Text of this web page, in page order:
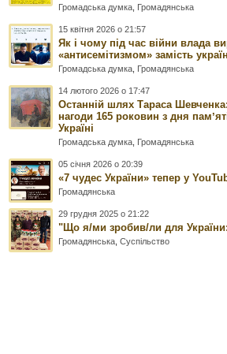
Громадська думка Громадянська
15 квітня 2026 о 21:57
Як і чому під час війни влада
«антисемітизмом» замість
Громадська думка Громадянська
14 лютого 2026 о 17:47
Останній шлях Тараса
нагоди 165 роковин з дня
Україні
Громадська думка Громадянська
05 січня 2026 о 20:39
«7 чудес України» тепер у
Громадянська
29 грудня 2025 о 21:22
"Що я/ми зробив/ли для
Громадянська ,Суспільство